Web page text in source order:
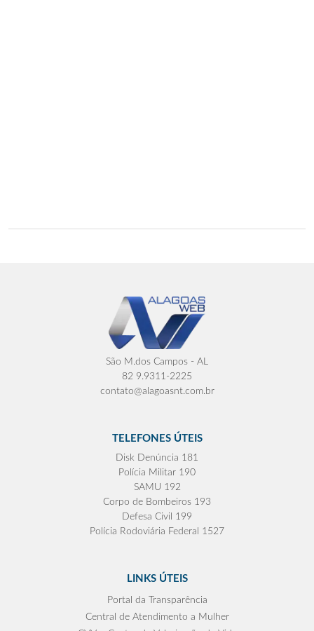
São M.dos Campos - AL
82 9.9311-2225
contato@alagoasnt.com.br
TELEFONES ÚTEIS
Disk Denúncia 181
Polícia Militar 190
SAMU 192
Corpo de Bombeiros 193
Defesa Civil 199
Polícia Rodoviária Federal 1527
LINKS ÚTEIS
Portal da Transparência
Central de Atendimento a Mulher